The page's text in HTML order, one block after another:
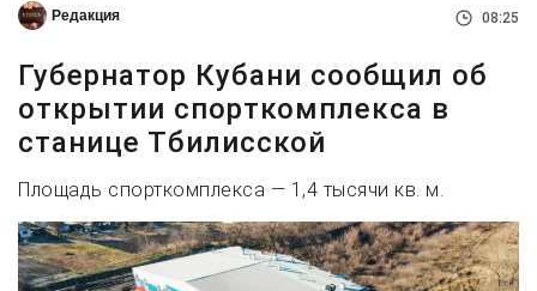
Редакция 08:25
Губернатор Кубани сообщил об
открытии спорткомплекса в
станице Тбилисской
Площадь спорткомплекса — 1,4 тысячи кв. м.